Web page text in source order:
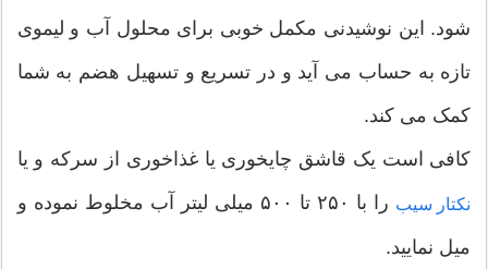
شود. این نوشیدنی مکمل خوبی برای محلول آب و لیموی
تازه به حساب می آید و در تسریع و تسهیل هضم به شما
کمک می کند.
کافی است یک قاشق چایخوری یا غذاخوری از سرکه و یا
نکتار سیب را با ۲۵۰ تا ۵۰۰ میلی لیتر آب مخلوط نموده و
میل نمایید.